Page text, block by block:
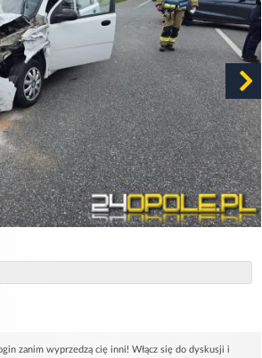
zanim wyprzedzą cię inni! Włącz się do dyskusji i